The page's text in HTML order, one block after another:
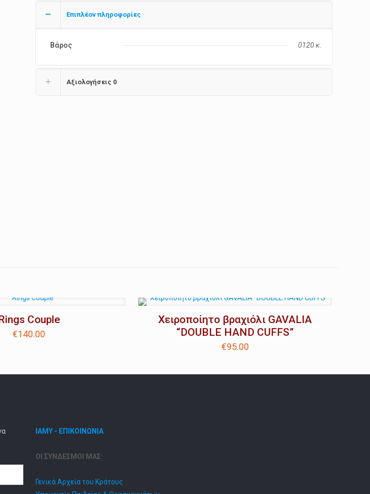
Επιπλέον πληροφορίες
Βάρος 0120 κ.
Αξιολογήσεις 0
Couple
€140.00
Χειροποίητο βραχιόλι GAVALIA
“DOUBLE HAND CUFFS”
€95.00
ΙΑΜΥ - ΕΠΙΚΟΙΝΩΝΙΑ
ΟΙ ΣΥΝΔΕΣΜΟΙ ΜΑΣ:
Γενικά Αρχεία του Κράτους